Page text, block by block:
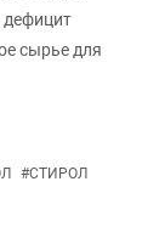
сырье для
#СТИРОЛ